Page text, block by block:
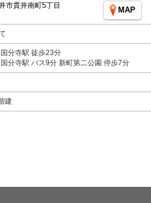
市貫井南町5丁目
MAP
国分寺駅 徒歩23分
国分寺駅 バス9分 新町第二公園 停歩7分
建